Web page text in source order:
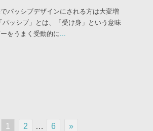
パッシブデザインにされる方は大変増
パッシブ」とは、「受け身」という意味
をうまく受動的に...
1 2 … 6 »